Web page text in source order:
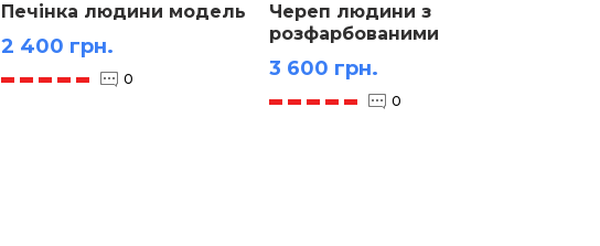
Печінка людини модель
2 400 грн.
0
Череп людини з
розфарбованими
кістками модель
3 600 грн.
0